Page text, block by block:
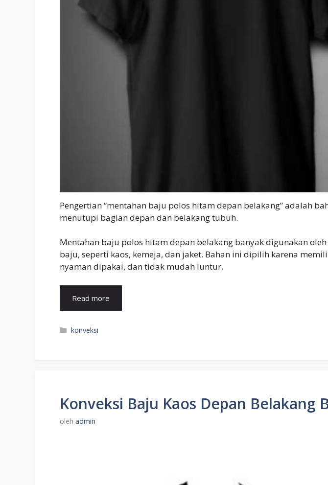
Pengertian “mentahan baju polos hitam depan belakang” adalah
menutupi bagian depan dan belakang tubuh.
Mentahan baju polos hitam depan belakang banyak digunakan
baju, seperti kaos, kemeja, dan jaket. Bahan ini dipilih karena
nyaman dipakai, dan tidak mudah luntur.
Read more
Kategori
konveksi
Konveksi Baju Kaos Depan Belakang
oleh admin